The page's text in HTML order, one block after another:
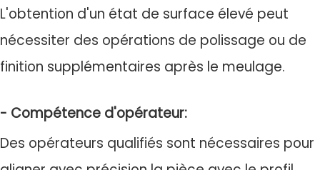
L'obtention d'un état de surface élevé peut
nécessiter des opérations de polissage ou de
finition supplémentaires après le meulage.
- Compétence d'opérateur:
Des opérateurs qualifiés sont nécessaires pour